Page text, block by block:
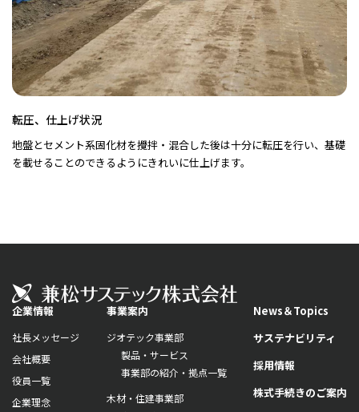
転圧、仕上げ状況
地盤とセメント系固化材を攪拌・混合した後は十分に転圧を行い、基礎
を載せることのできるようにきれいに仕上げます。
企業情報
社長メッセージ
会社概要
役員一覧
企業理念
事業案内
ジオテック事業部
製品・サービス
事業部の紹介・拠点一覧
木材・住建事業部
News＆Topics
サステナビリティ
採用情報
株式手続きのご案内